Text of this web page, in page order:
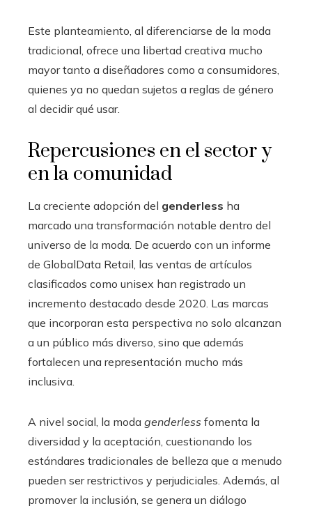
Este planteamiento, al diferenciarse de la moda
tradicional, ofrece una libertad creativa mucho
mayor tanto a diseñadores como a consumidores,
quienes ya no quedan sujetos a reglas de género
al decidir qué usar.
Repercusiones en el sector y
en la comunidad
La creciente adopción del genderless ha
marcado una transformación notable dentro del
universo de la moda. De acuerdo con un informe
de GlobalData Retail, las ventas de artículos
clasificados como unisex han registrado un
incremento destacado desde 2020. Las marcas
que incorporan esta perspectiva no solo alcanzan
a un público más diverso, sino que además
fortalecen una representación mucho más
inclusiva.
A nivel social, la moda genderless fomenta la
diversidad y la aceptación, cuestionando los
estándares tradicionales de belleza que a menudo
pueden ser restrictivos y perjudiciales. Además, al
promover la inclusión, se genera un diálogo